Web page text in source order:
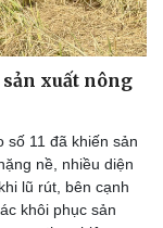
xuất nông
số 11 đã khiến sản
nề, nhiều diện
lũ rút, bên cạnh
khôi phục sản